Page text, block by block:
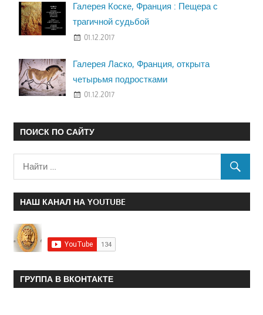
Галерея Коске, Франция : Пещера с
трагичной судьбой
01.12.2017
Галерея Ласко, Франция, открыта
четырьмя подростками
01.12.2017
ПОИСК ПО САЙТУ
НАШ КАНАЛ НА YOUTUBE
ГРУППА В ВКОНТАКТЕ